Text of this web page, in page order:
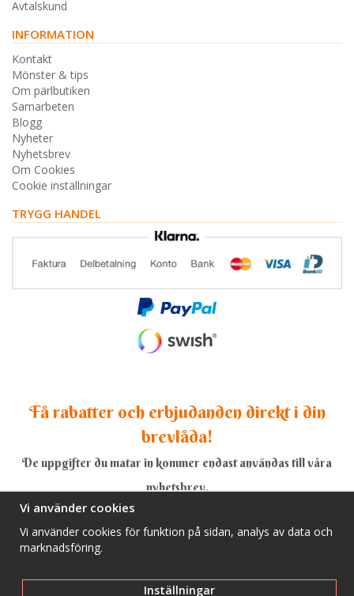
Avtalskund
INFORMATION
Kontakt
Mönster & tips
Om pärlbutiken
Samarbeten
Blogg
Nyheter
Nyhetsbrev
Om Cookies
Cookie inställningar
TRYGG HANDEL
Få rabatter och erbjudanden direkt i din
brevlåda!
De uppgifter du matar in kommer endast användas till våra
nyhetsbrev.
Vi använder cookies
Vi använder cookies för funktion på sidan, analys av data och
marknadsföring.
Inställningar